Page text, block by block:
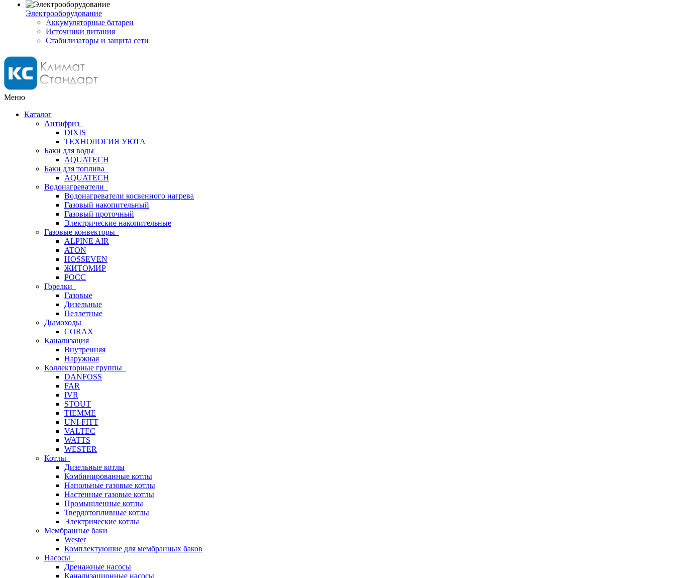
Электрооборудование
Аккумуляторные батареи
Источники питания
Стабилизаторы и защита сети
Меню
Каталог
Антифриз
DIXIS
ТЕХНОЛОГИЯ УЮТА
Баки для воды
AQUATECH
Баки для топлива
AQUATECH
Водонагреватели
Водонагреватели косвенного нагрева
Газовый накопительный
Газовый проточный
Электрические накопительные
Газовые конвекторы
ALPINE AIR
ATON
HOSSEVEN
ЖИТОМИР
РОСС
Горелки
Газовые
Дизельные
Пеллетные
Дымоходы
CORAX
Канализация
Внутренняя
Наружная
Коллекторные группы
DANFOSS
FAR
IVR
STOUT
TIEMME
UNI-FITT
VALTEC
WATTS
WESTER
Котлы
Дизельные котлы
Комбинированные котлы
Напольные газовые котлы
Настенные газовые котлы
Промышленные котлы
Твердотопливные котлы
Электрические котлы
Мембранные баки
Wester
Комплектуюшие для мембранных баков
Насосы
Дренажные насосы
Канализационные насосы